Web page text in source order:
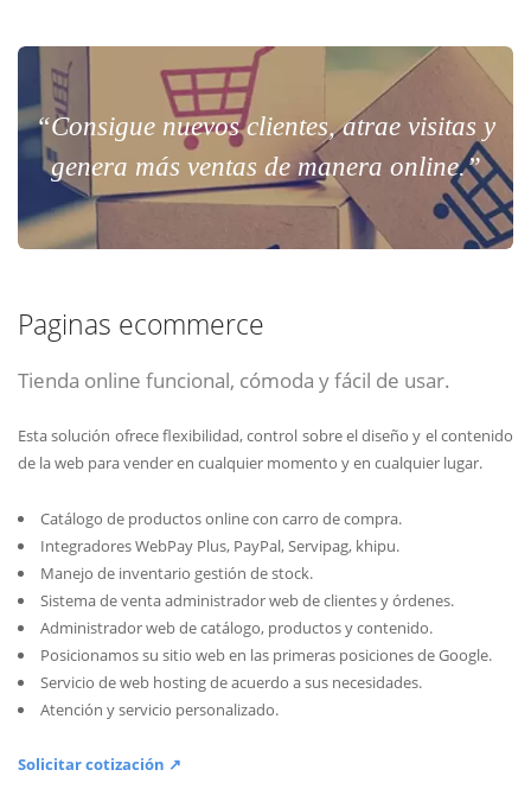
“Consigue nuevos clientes, atrae visitas y
genera más ventas de manera online.”
Paginas ecommerce
Tienda online funcional, cómoda y fácil de usar.
Esta solución ofrece flexibilidad, control sobre el diseño y el contenido
de la web para vender en cualquier momento y en cualquier lugar.
Catálogo de productos online con carro de compra.
Integradores WebPay Plus, PayPal, Servipag, khipu.
Manejo de inventario gestión de stock.
Sistema de venta administrador web de clientes y órdenes.
Administrador web de catálogo, productos y contenido.
Posicionamos su sitio web en las primeras posiciones de Google.
Servicio de web hosting de acuerdo a sus necesidades.
Atención y servicio personalizado.
Solicitar cotización ↗